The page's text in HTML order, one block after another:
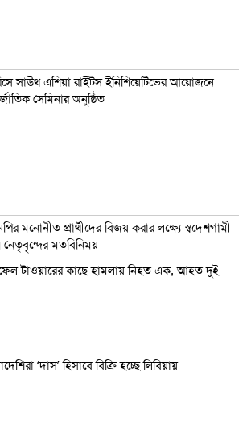
সাউথ এশিয়া রাইটস ইনিশিয়েটিভের আয়োজনে
সেমিনার অনুষ্ঠিত
মনোনীত প্রার্থীদের বিজয় করার লক্ষ্যে স্বদেশগামী
নেতৃবৃন্দের মতবিনিময়
টাওয়ারের কাছে হামলায় নিহত এক, আহত দুই
‘দাস’ হিসাবে বিক্রি হচ্ছে লিবিয়ায়